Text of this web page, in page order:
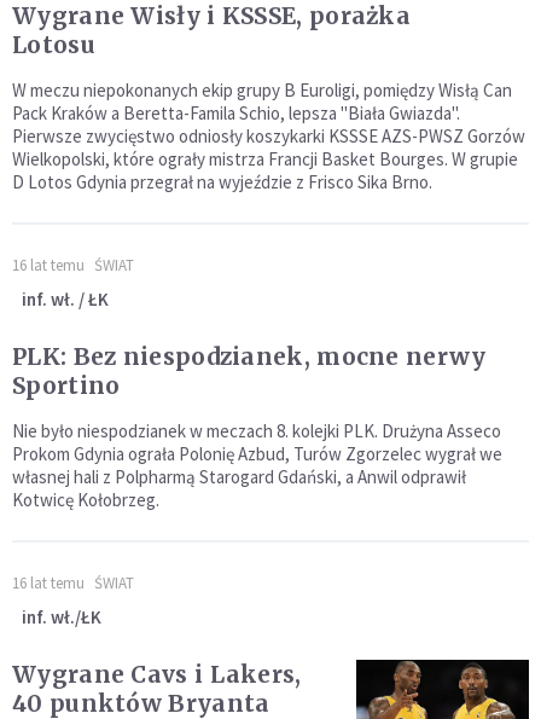
Wygrane Wisły i KSSSE, porażka
Lotosu
W meczu niepokonanych ekip grupy B Euroligi, pomiędzy Wisłą Can
Pack Kraków a Beretta-Famila Schio, lepsza "Biała Gwiazda".
Pierwsze zwycięstwo odniosły koszykarki KSSSE AZS-PWSZ Gorzów
Wielkopolski, które ograły mistrza Francji Basket Bourges. W grupie
D Lotos Gdynia przegrał na wyjeździe z Frisco Sika Brno.
16 lat temu ŚWIAT
inf. wł. / ŁK
PLK: Bez niespodzianek, mocne nerwy
Sportino
Nie było niespodzianek w meczach 8. kolejki PLK. Drużyna Asseco
Prokom Gdynia ograła Polonię Azbud, Turów Zgorzelec wygrał we
własnej hali z Polpharmą Starogard Gdański, a Anwil odprawił
Kotwicę Kołobrzeg.
16 lat temu ŚWIAT
inf. wł./ŁK
Wygrane Cavs i Lakers,
40 punktów Bryanta